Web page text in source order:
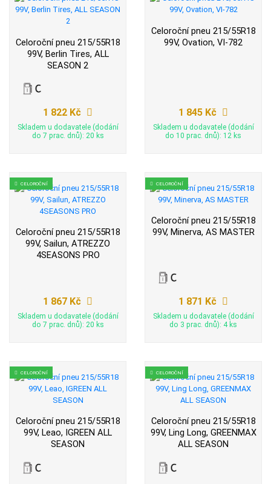
Celoroční pneu 215/55R18
99V, Berlin Tires, ALL
SEASON 2
1 822 Kč
Skladem u dodavatele (dodání
do 7 prac. dnů): 20 ks
Celoroční pneu 215/55R18
99V, Ovation, VI-782
1 845 Kč
Skladem u dodavatele (dodání
do 10 prac. dnů): 12 ks
CELOROČNÍ
Celoroční pneu 215/55R18
99V, Sailun, ATREZZO
4SEASONS PRO
1 867 Kč
Skladem u dodavatele (dodání
do 7 prac. dnů): 20 ks
CELOROČNÍ
Celoroční pneu 215/55R18
99V, Minerva, AS MASTER
1 871 Kč
Skladem u dodavatele (dodání
do 3 prac. dnů): 4 ks
CELOROČNÍ
Celoroční pneu 215/55R18
99V, Leao, IGREEN ALL
SEASON
CELOROČNÍ
Celoroční pneu 215/55R18
99V, Ling Long, GREENMAX
ALL SEASON